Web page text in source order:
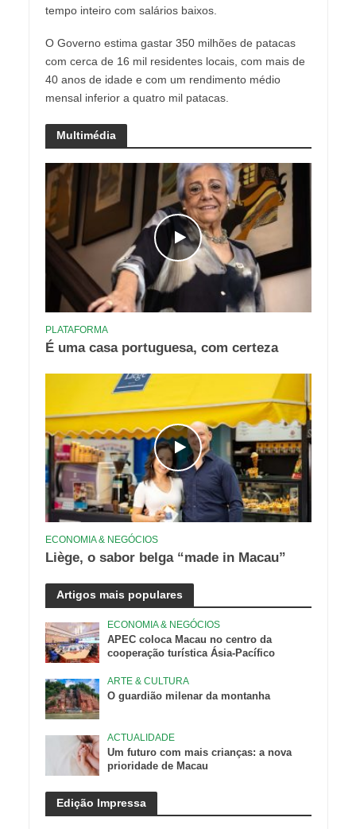
tempo inteiro com salários baixos.
O Governo estima gastar 350 milhões de patacas
com cerca de 16 mil residentes locais, com mais de
40 anos de idade e com um rendimento médio
mensal inferior a quatro mil patacas.
Multimédia
PLATAFORMA
É uma casa portuguesa, com certeza
ECONOMIA & NEGÓCIOS
Liège, o sabor belga “made in Macau”
Artigos mais populares
ECONOMIA & NEGÓCIOS
APEC coloca Macau no centro da
cooperação turística Ásia-Pacífico
ARTE & CULTURA
O guardião milenar da montanha
ACTUALIDADE
Um futuro com mais crianças: a nova
prioridade de Macau
Edição Impressa